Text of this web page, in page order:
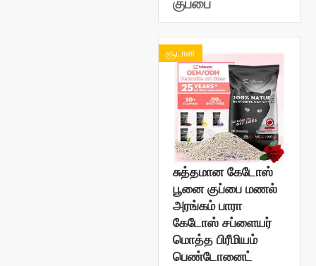
குப்பை
சூடான
சுத்தமான கேடோஸ்
பூனை குப்பை மணல்
அரங்கம் பாரா
கேடோஸ் சப்ளையர்
மொத்த பிரீமியம்
பெண்டோனைட்